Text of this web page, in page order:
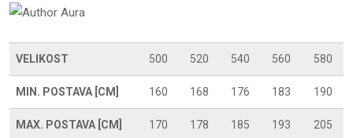
VELIKOST 500 520 540 560 580
MIN. POSTAVA [CM] 160 168 176 183 190
MAX. POSTAVA [CM] 170 178 185 193 205